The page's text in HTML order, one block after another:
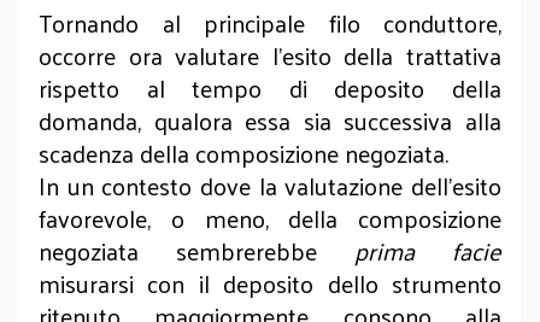
Tornando al principale filo conduttore,
occorre ora valutare l’esito della trattativa
rispetto al tempo di deposito della
domanda, qualora essa sia successiva alla
scadenza della composizione negoziata.
In un contesto dove la valutazione dell’esito
favorevole, o meno, della composizione
negoziata sembrerebbe prima facie
misurarsi con il deposito dello strumento